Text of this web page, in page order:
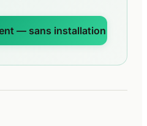
— sans installation